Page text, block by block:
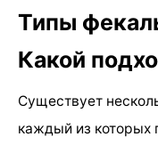
Типы
Какой
Существует
каждый из которых